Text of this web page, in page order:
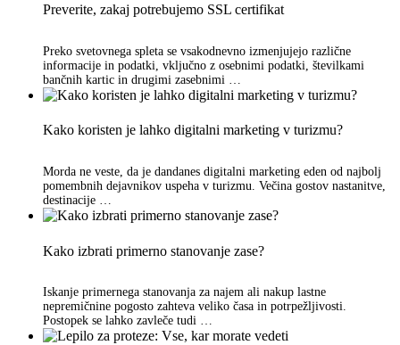
Preverite, zakaj potrebujemo SSL certifikat
Preko svetovnega spleta se vsakodnevno izmenjujejo različne
informacije in podatki, vključno z osebnimi podatki, številkami
bančnih kartic in drugimi zasebnimi …
Kako koristen je lahko digitalni marketing v turizmu?
Morda ne veste, da je dandanes digitalni marketing eden od najbolj
pomembnih dejavnikov uspeha v turizmu. Večina gostov nastanitve,
destinacije …
Kako izbrati primerno stanovanje zase?
Iskanje primernega stanovanja za najem ali nakup lastne
nepremičnine pogosto zahteva veliko časa in potrpežljivosti.
Postopek se lahko zavleče tudi …